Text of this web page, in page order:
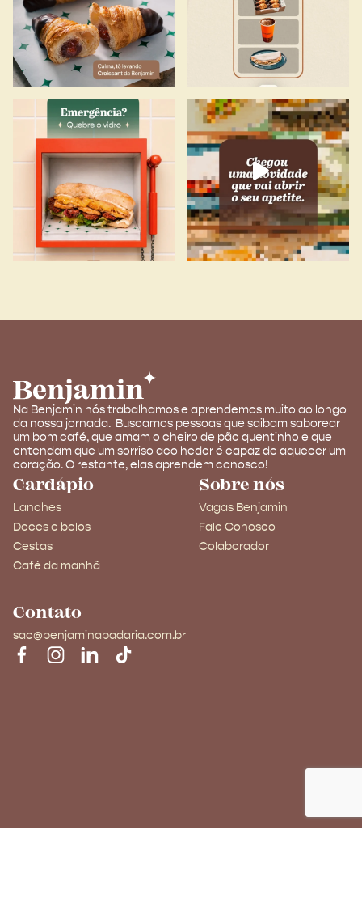
Na Benjamin nós trabalhamos e aprendemos muito ao longo
da nossa jornada. Buscamos pessoas que saibam saborear
um bom café, que amam o cheiro de pão quentinho e que
entendam que um sorriso acolhedor é capaz de aquecer um
coração. O restante, elas aprendem conosco!
Cardápio
Lanches
Doces e bolos
Cestas
Café da manhã
Sobre nós
Vagas Benjamin
Fale Conosco
Colaborador
Contato
sac@benjaminapadaria.com.br